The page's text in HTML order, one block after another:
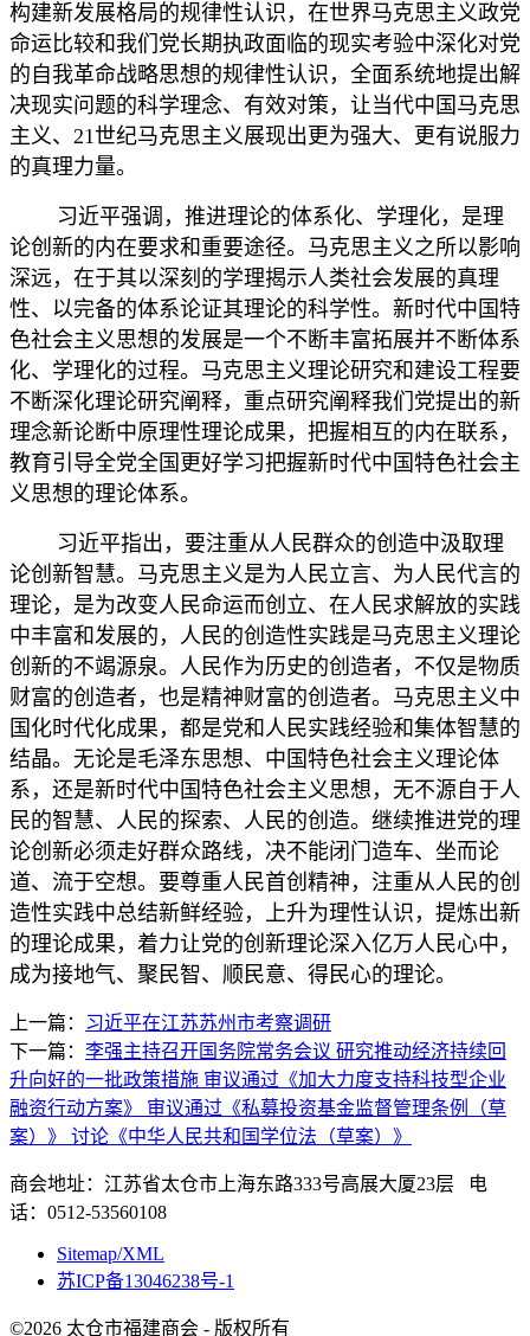
构建新发展格局的规律性认识，在世界马克思主义政党
命运比较和我们党长期执政面临的现实考验中深化对党
的自我革命战略思想的规律性认识，全面系统地提出解
决现实问题的科学理念、有效对策，让当代中国马克思
主义、21世纪马克思主义展现出更为强大、更有说服力
的真理力量。
习近平强调，推进理论的体系化、学理化，是理
论创新的内在要求和重要途径。马克思主义之所以影响
深远，在于其以深刻的学理揭示人类社会发展的真理
性、以完备的体系论证其理论的科学性。新时代中国特
色社会主义思想的发展是一个不断丰富拓展并不断体系
化、学理化的过程。马克思主义理论研究和建设工程要
不断深化理论研究阐释，重点研究阐释我们党提出的新
理念新论断中原理性理论成果，把握相互的内在联系，
教育引导全党全国更好学习把握新时代中国特色社会主
义思想的理论体系。
习近平指出，要注重从人民群众的创造中汲取理
论创新智慧。马克思主义是为人民立言、为人民代言的
理论，是为改变人民命运而创立、在人民求解放的实践
中丰富和发展的，人民的创造性实践是马克思主义理论
创新的不竭源泉。人民作为历史的创造者，不仅是物质
财富的创造者，也是精神财富的创造者。马克思主义中
国化时代化成果，都是党和人民实践经验和集体智慧的
结晶。无论是毛泽东思想、中国特色社会主义理论体
系，还是新时代中国特色社会主义思想，无不源自于人
民的智慧、人民的探索、人民的创造。继续推进党的理
论创新必须走好群众路线，决不能闭门造车、坐而论
道、流于空想。要尊重人民首创精神，注重从人民的创
造性实践中总结新鲜经验，上升为理性认识，提炼出新
的理论成果，着力让党的创新理论深入亿万人民心中，
成为接地气、聚民智、顺民意、得民心的理论。
上一篇： 习近平在江苏苏州市考察调研
下一篇： 李强主持召开国务院常务会议 研究推动经济持续回
升向好的一批政策措施 审议通过《加大力度支持科技型企业
融资行动方案》 审议通过《私募投资基金监督管理条例（草
案）》 讨论《中华人民共和国学位法（草案）》
商会地址：江苏省太仓市上海东路333号高展大厦23层 电
话：0512-53560108
Sitemap/XML
苏ICP备13046238号-1
©2026 太仓市福建商会 - 版权所有